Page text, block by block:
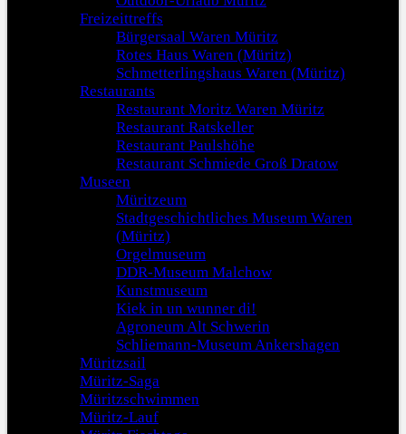
Freizeittreffs
Bürgersaal Waren Müritz
Rotes Haus Waren (Müritz)
Schmetterlingshaus Waren (Müritz)
Restaurants
Restaurant Moritz Waren Müritz
Restaurant Ratskeller
Restaurant Paulshöhe
Restaurant Schmiede Groß Dratow
Museen
Müritzeum
Stadtgeschichtliches Museum Waren
(Müritz)
Orgelmuseum
DDR-Museum Malchow
Kunstmuseum
Kiek in un wunner di!
Agroneum Alt Schwerin
Schliemann-Museum Ankershagen
Müritzsail
Müritz-Saga
Müritzschwimmen
Müritz-Lauf